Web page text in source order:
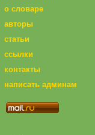
о словаре
авторы
статьи
ссылки
контакты
написать админам